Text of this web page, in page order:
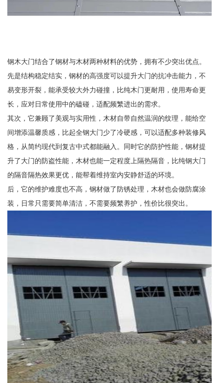
钢木大门结合了钢材与木材两种材料的优势，拥有不少突出优点。
先是结构稳定结实，钢材的高强度可以提升大门的抗冲击能力，不
易变形开裂，能承受较大外力碰撞，比纯木门更耐用，使用寿命更
长，应对日常使用中的磕碰，适配频繁进出的需求。
其次，它兼顾了美观与实用性，木材自带自然温润的纹理，能给空
间增添温馨质感，比起全钢大门少了冷硬感，可以适配多种装修风
格，从简约现代到复古中式都能融入。同时它的防护性能，钢材提
升了大门的防盗性能，木材也能一定程度上隔热隔音，比纯钢大门
的隔音隔热效果更优，能帮着维持室内安静舒适的环境。
后，它的维护难度也不高，钢材做了防锈处理，木材也会做防腐涂
装，日常只需要简单清洁，不需要频繁养护，性价比很突出。